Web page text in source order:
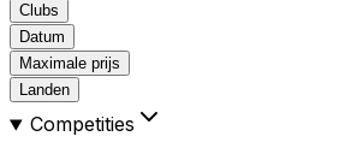
Clubs
Datum
Maximale prijs
Landen
Competities